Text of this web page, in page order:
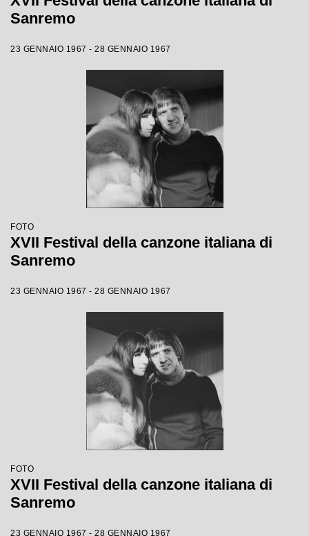
Sanremo
23 GENNAIO 1967 - 28 GENNAIO 1967
FOTO
XVII Festival della canzone italiana di
Sanremo
23 GENNAIO 1967 - 28 GENNAIO 1967
FOTO
XVII Festival della canzone italiana di
Sanremo
23 GENNAIO 1967 - 28 GENNAIO 1967